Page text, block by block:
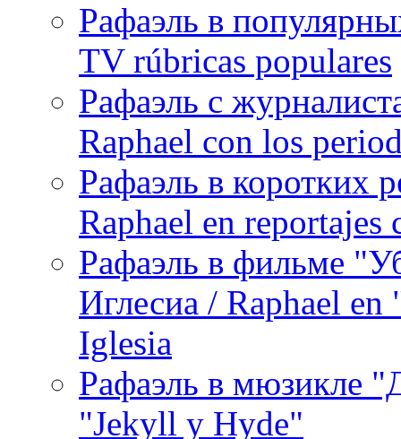
Рафаэль в
TV rúbricas populares
Рафаэль с
Raphael con los
Рафаэль в коротких
Raphael en reportajes
Рафаэль в фильме
Иглесиа / Raphael
Iglesia
Рафаэль в мюзикле
"Jekyll y Hyde"